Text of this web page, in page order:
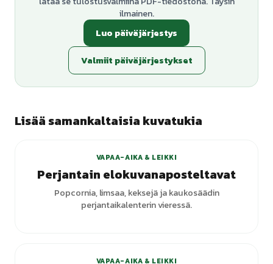
ilmainen.
Luo päiväjärjestys
Valmiit päiväjärjestykset
Lisää samankaltaisia kuvatukia
+1
VAPAA-AIKA & LEIKKI
Perjantain elokuvanaposteltavat
Popcornia, limsaa, keksejä ja kaukosäädin
perjantaikalenterin vieressä.
VAPAA-AIKA & LEIKKI